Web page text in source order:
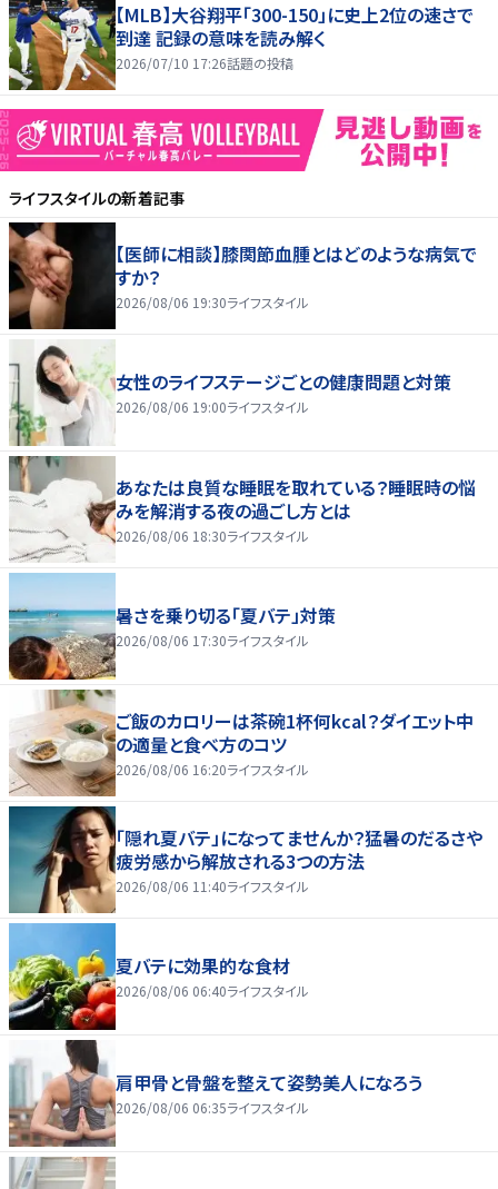
【MLB】大谷翔平「300-150」に史上2位の速さで
到達 記録の意味を読み解く
2026/07/10 17:26話題の投稿
ライフスタイルの新着記事
【医師に相談】膝関節血腫とはどのような病気で
すか？
2026/08/06 19:30ライフスタイル
女性のライフステージごとの健康問題と対策
2026/08/06 19:00ライフスタイル
あなたは良質な睡眠を取れている？睡眠時の悩
みを解消する夜の過ごし方とは
2026/08/06 18:30ライフスタイル
暑さを乗り切る「夏バテ」対策
2026/08/06 17:30ライフスタイル
ご飯のカロリーは茶碗1杯何kcal？ダイエット中
の適量と食べ方のコツ
2026/08/06 16:20ライフスタイル
「隠れ夏バテ」になってませんか？猛暑のだるさや
疲労感から解放される3つの方法
2026/08/06 11:40ライフスタイル
夏バテに効果的な食材
2026/08/06 06:40ライフスタイル
肩甲骨と骨盤を整えて姿勢美人になろう
2026/08/06 06:35ライフスタイル